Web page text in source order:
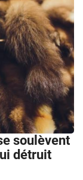
soulèvent
détruit